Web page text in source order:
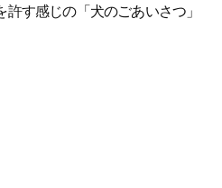
す感じの「犬のごあいさつ」